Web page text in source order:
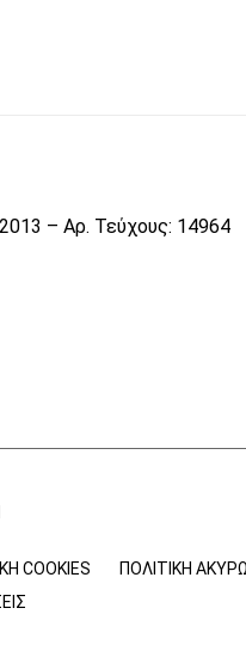
– Αρ. Τεύχους: 14964
COOKIES
ΠΟΛΙΤΙΚΉ